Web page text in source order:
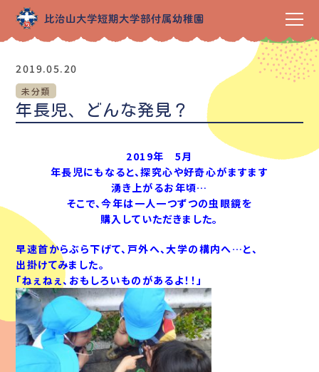
2019.05.20
未分類
年長児、どんな発見？
2019年 5月
年長児にもなると、探究心や好奇心がますます
湧き上がるお年頃…
そこで、今年は一人一つずつの虫眼鏡を
購入していただきました。
早速首からぶら下げて、戸外へ、大学の構内へ…と、
出掛けてみました。
「ねぇねぇ、おもしろいものがあるよ！！」